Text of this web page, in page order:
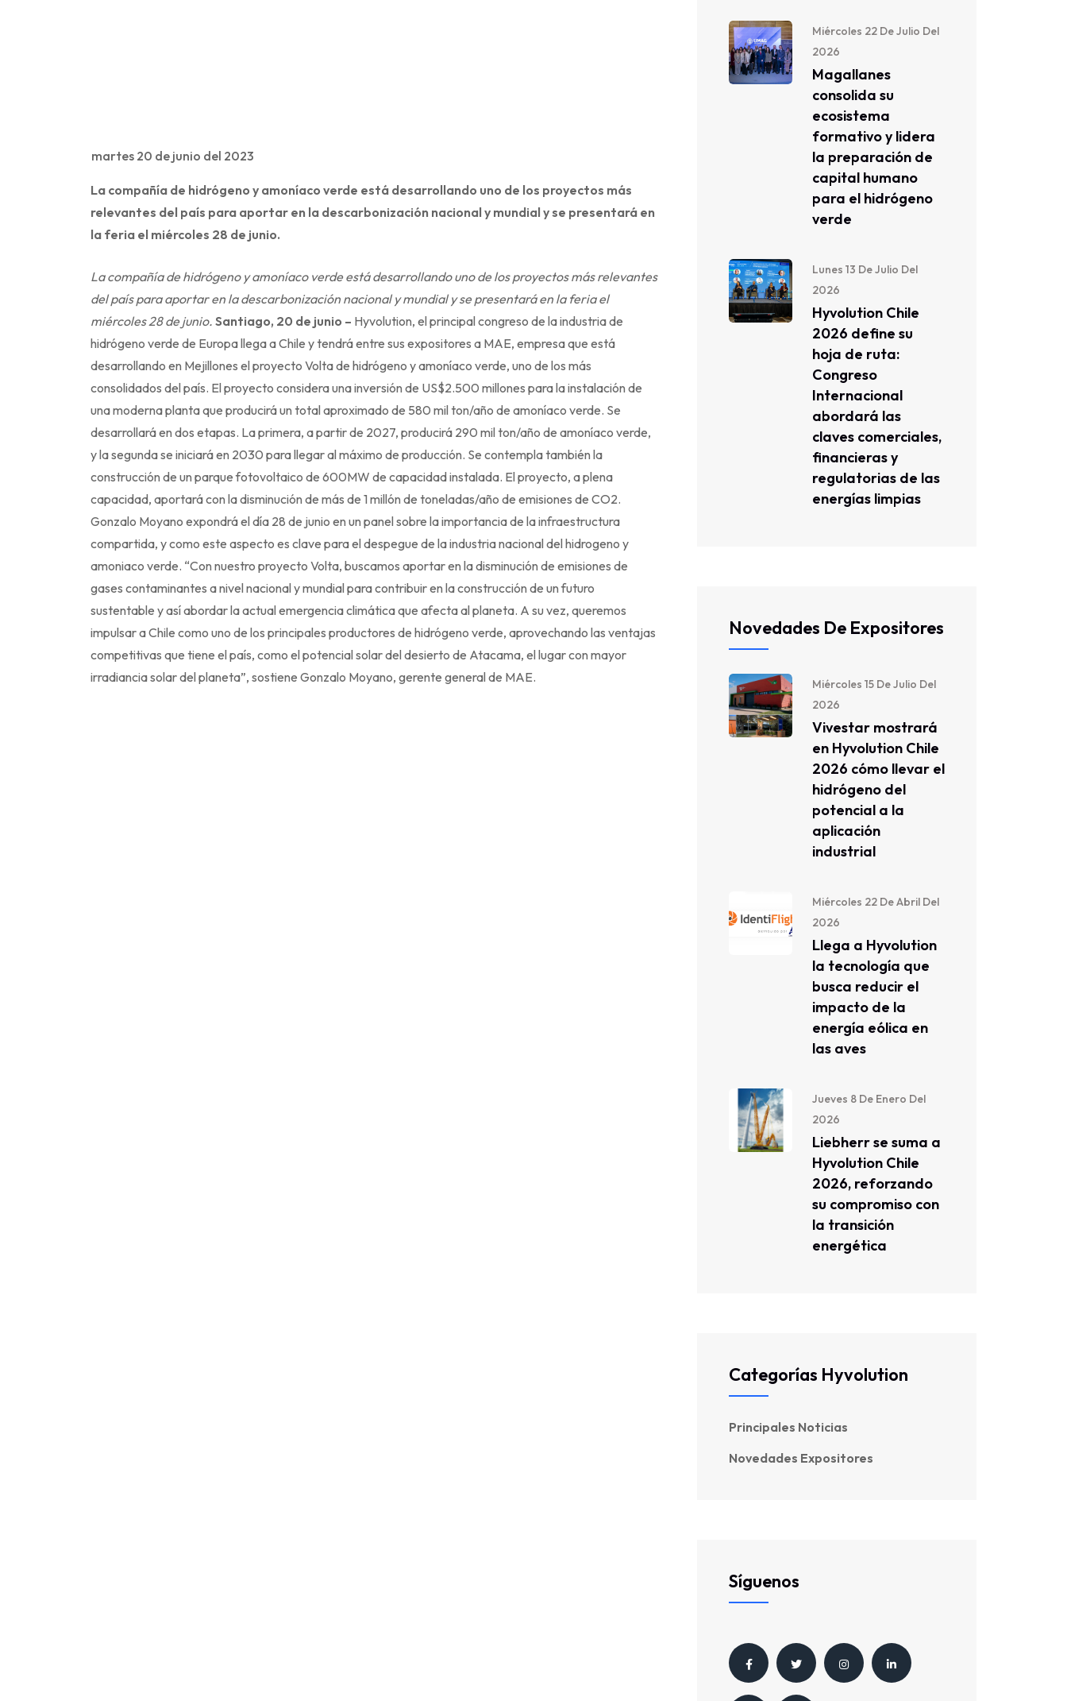
martes 20 de junio del 2023
La compañía de hidrógeno y amoníaco verde está desarrollando uno de los proyectos más
relevantes del país para aportar en la descarbonización nacional y mundial y se presentará en
la feria el miércoles 28 de junio.
La compañía de hidrógeno y amoníaco verde está desarrollando uno de los proyectos más relevantes
del país para aportar en la descarbonización nacional y mundial y se presentará en la feria el
miércoles 28 de junio. Santiago, 20 de junio – Hyvolution, el principal congreso de la industria de
hidrógeno verde de Europa llega a Chile y tendrá entre sus expositores a MAE, empresa que está
desarrollando en Mejillones el proyecto Volta de hidrógeno y amoníaco verde, uno de los más
consolidados del país. El proyecto considera una inversión de US$2.500 millones para la instalación de
una moderna planta que producirá un total aproximado de 580 mil ton/año de amoníaco verde. Se
desarrollará en dos etapas. La primera, a partir de 2027, producirá 290 mil ton/año de amoníaco verde,
y la segunda se iniciará en 2030 para llegar al máximo de producción. Se contempla también la
construcción de un parque fotovoltaico de 600MW de capacidad instalada. El proyecto, a plena
capacidad, aportará con la disminución de más de 1 millón de toneladas/año de emisiones de CO2.
Gonzalo Moyano expondrá el día 28 de junio en un panel sobre la importancia de la infraestructura
compartida, y como este aspecto es clave para el despegue de la industria nacional del hidrogeno y
amoniaco verde. “Con nuestro proyecto Volta, buscamos aportar en la disminución de emisiones de
gases contaminantes a nivel nacional y mundial para contribuir en la construcción de un futuro
sustentable y así abordar la actual emergencia climática que afecta al planeta. A su vez, queremos
impulsar a Chile como uno de los principales productores de hidrógeno verde, aprovechando las ventajas
competitivas que tiene el país, como el potencial solar del desierto de Atacama, el lugar con mayor
irradiancia solar del planeta”, sostiene Gonzalo Moyano, gerente general de MAE.
Miércoles 22 De Julio Del
2026
Magallanes
consolida su
ecosistema
formativo y lidera
la preparación de
capital humano
para el hidrógeno
verde
Lunes 13 De Julio Del
2026
Hyvolution Chile
2026 define su
hoja de ruta:
Congreso
Internacional
abordará las
claves comerciales,
financieras y
regulatorias de las
energías limpias
Novedades De Expositores
Miércoles 15 De Julio Del
2026
Vivestar mostrará
en Hyvolution Chile
2026 cómo llevar el
hidrógeno del
potencial a la
aplicación
industrial
Miércoles 22 De Abril Del
2026
Llega a Hyvolution
la tecnología que
busca reducir el
impacto de la
energía eólica en
las aves
Jueves 8 De Enero Del
2026
Liebherr se suma a
Hyvolution Chile
2026, reforzando
su compromiso con
la transición
energética
Categorías Hyvolution
Principales Noticias
Novedades Expositores
Síguenos